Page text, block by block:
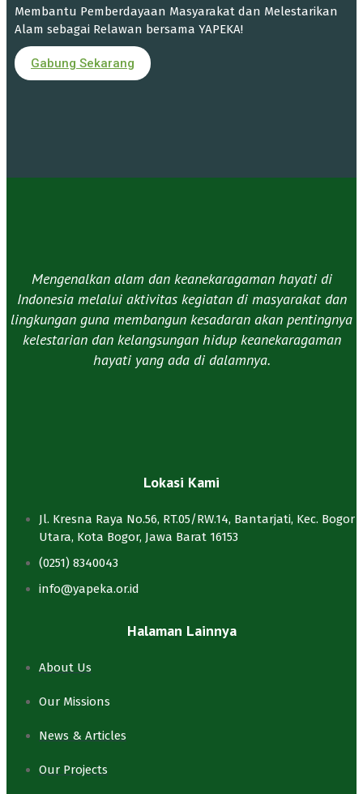
Membantu Pemberdayaan Masyarakat dan Melestarikan
Alam sebagai Relawan bersama YAPEKA!
Gabung Sekarang
Mengenalkan alam dan keanekaragaman hayati di
Indonesia melalui aktivitas kegiatan di masyarakat dan
lingkungan guna membangun kesadaran akan pentingnya
kelestarian dan kelangsungan hidup keanekaragaman
hayati yang ada di dalamnya.​
Lokasi Kami
Jl. Kresna Raya No.56, RT.05/RW.14, Bantarjati, Kec. Bogor
Utara, Kota Bogor, Jawa Barat 16153
(0251) 8340043
info@yapeka.or.id
Halaman Lainnya
About Us
Our Missions
News & Articles
Our Projects